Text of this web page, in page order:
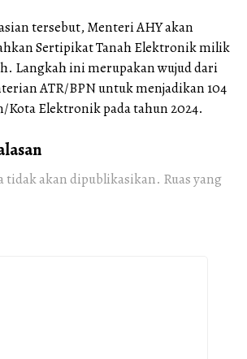
tersebut, Menteri AHY akan
Sertipikat Tanah Elektronik milik
Langkah ini merupakan wujud dari
ATR/BPN untuk menjadikan 104
Kota Elektronik pada tahun 2024.
tidak akan dipublikasikan. Ruas yang